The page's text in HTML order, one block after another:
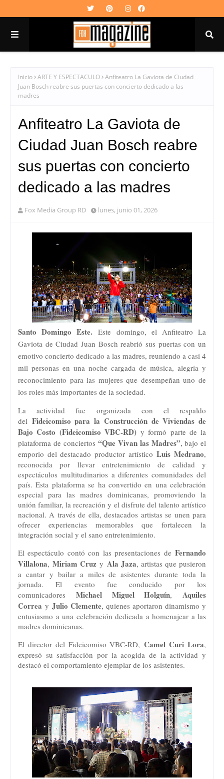
Inicio ARTE Y ESPECTACULO Anfiteatro La Gaviota de Ciudad
Juan Bosch reabre sus puertas con concierto dedicado a las
madres
Anfiteatro La Gaviota de
Ciudad Juan Bosch reabre
sus puertas con concierto
dedicado a las madres
Fox Media Group RD lunes, junio 01, 2026
Santo Domingo Este. Este domingo, el Anfiteatro La
Gaviota de Ciudad Juan Bosch reabrió sus puertas con un
emotivo concierto dedicado a las madres, reuniendo a casi 4
mil personas en una noche cargada de música, alegría y
reconocimiento para las mujeres que desempeñan uno de
los roles más importantes de la sociedad.
La actividad fue organizada con el respaldo
del Fideicomiso para la Construcción de Viviendas de
Bajo Costo (Fideicomiso VBC-RD)y formó parte de la
plataforma de conciertos“Que Vivan las Madres”, bajo el
emporio del destacado productor artísticoLuis Medrano,
reconocida por llevar entretenimiento de calidad y
espectáculos multitudinarios a diferentes comunidades del
país. Esta plataforma se ha convertido en una celebración
especial para las madres dominicanas, promoviendo la
unión familiar, la recreación y el disfrute del talento artístico
nacional. A través de ella, destacados artistas se unen para
ofrecer experiencias memorables que fortalecen la
integración social y el sano entretenimiento.
El espectáculo contó con las presentaciones de Fernando
Villalona,Miriam Cruz y Ala Jaza, artistas que pusieron
a cantar y bailar a miles de asistentes durante toda la
jornada. El evento fue conducido por los
comunicadores Michael Miguel Holguín, Aquiles
Correa y Julio Clemente, quienes aportaron dinamismo y
entusiasmo a una celebración dedicada a homenajear a las
madres dominicanas.
El director del Fideicomiso VBC-RD,Camel Curi Lora,
expresó su satisfacción por la acogida de la actividad y
destacó el comportamiento ejemplar de los asistentes.